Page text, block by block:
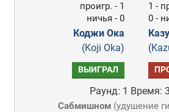
проигр. - 1
ничья - 0
Коджи Ока
(Koji Oka)
1 -
0 -
ВЫИГРАЛ
Раунд: 1 Время:
Сабмишном(удушение